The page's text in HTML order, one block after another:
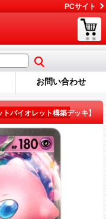
PCサイト
お問い合わせ
トバイオレット構築デッキ】